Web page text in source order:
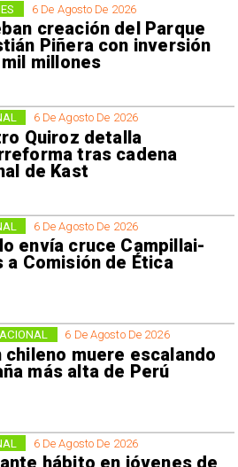
6 De Agosto De 2026
creación del Parque
Piñera con inversión
millones
6 De Agosto De 2026
Quiroz detalla
tras cadena
de Kast
6 De Agosto De 2026
envía cruce Campillai-
a Comisión de Ética
6 De Agosto De 2026
chileno muere escalando
más alta de Perú
6 De Agosto De 2026